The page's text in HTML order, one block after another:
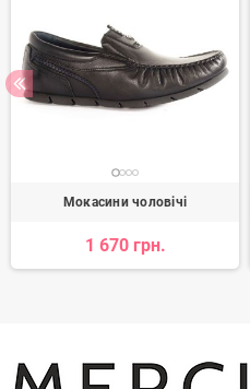
Мокасини чоловічі
1 670 грн.